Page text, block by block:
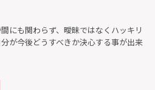
にも関わらず、曖昧ではなくハッキリ
が今後どうすべきか決心する事が出来